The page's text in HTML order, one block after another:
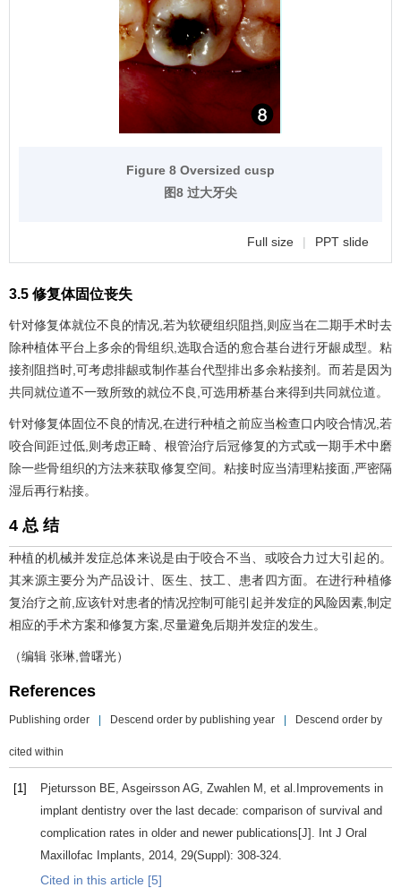
Figure 8 Oversized cusp
图8 过大牙尖
Full size | PPT slide
3.5 修复体固位丧失
针对修复体就位不良的情况,若为软硬组织阻挡,则应当在二期手术时去
除种植体平台上多余的骨组织,选取合适的愈合基台进行牙龈成型。粘
接剂阻挡时,可考虑排龈或制作基台代型排出多余粘接剂。而若是因为
共同就位道不一致所致的就位不良,可选用桥基台来得到共同就位道。
针对修复体固位不良的情况,在进行种植之前应当检查口内咬合情况,若
咬合间距过低,则考虑正畸、根管治疗后冠修复的方式或一期手术中磨
除一些骨组织的方法来获取修复空间。粘接时应当清理粘接面,严密隔
湿后再行粘接。
4 总 结
种植的机械并发症总体来说是由于咬合不当、或咬合力过大引起的。
其来源主要分为产品设计、医生、技工、患者四方面。在进行种植修
复治疗之前,应该针对患者的情况控制可能引起并发症的风险因素,制定
相应的手术方案和修复方案,尽量避免后期并发症的发生。
（编辑 张琳,曾曙光）
References
Publishing order Descend order by publishing year Descend order by
cited within
[1] Pjetursson BE, Asgeirsson AG, Zwahlen M , et al.Improvements in
implant dentistry over the last decade: comparison of survival and
complication rates in older and newer publications[J]. Int J Oral
Maxillofac Implants, 2014, 29(Suppl): 308-324.
Cited in this article [5]